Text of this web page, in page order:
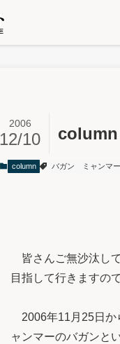
2006
12/10
column バガン ミャンマー
皆さんご無沙汰し
目指して行きますの
2006年11月25日か
ャンマーのバガンと